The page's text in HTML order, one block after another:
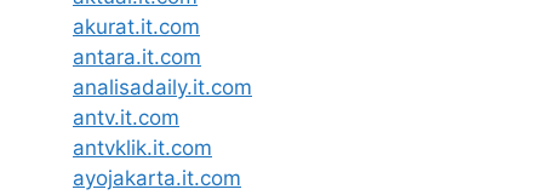
akurat.it.com
antara.it.com
analisadaily.it.com
antv.it.com
antvklik.it.com
ayojakarta.it.com